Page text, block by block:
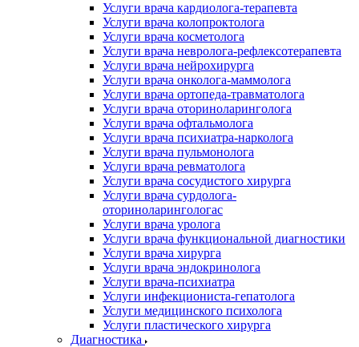
Услуги врача кардиолога-терапевта
Услуги врача колопроктолога
Услуги врача косметолога
Услуги врача невролога-рефлексотерапевта
Услуги врача нейрохирурга
Услуги врача онколога-маммолога
Услуги врача ортопеда-травматолога
Услуги врача оториноларинголога
Услуги врача офтальмолога
Услуги врача психиатра-нарколога
Услуги врача пульмонолога
Услуги врача ревматолога
Услуги врача сосудистого хирурга
Услуги врача сурдолога-
оториноларингологас
Услуги врача уролога
Услуги врача функциональной диагностики
Услуги врача хирурга
Услуги врача эндокринолога
Услуги врача-психиатра
Услуги инфекциониста-гепатолога
Услуги медицинского психолога
Услуги пластического хирурга
Диагностика